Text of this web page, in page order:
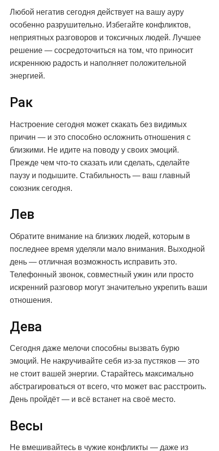
Любой негатив сегодня действует на вашу ауру
особенно разрушительно. Избегайте конфликтов,
неприятных разговоров и токсичных людей. Лучшее
решение — сосредоточиться на том, что приносит
искреннюю радость и наполняет положительной
энергией.
Рак
Настроение сегодня может скакать без видимых
причин — и это способно осложнить отношения с
близкими. Не идите на поводу у своих эмоций.
Прежде чем что-то сказать или сделать, сделайте
паузу и подышите. Стабильность — ваш главный
союзник сегодня.
Лев
Обратите внимание на близких людей, которым в
последнее время уделяли мало внимания. Выходной
день — отличная возможность исправить это.
Телефонный звонок, совместный ужин или просто
искренний разговор могут значительно укрепить ваши
отношения.
Дева
Сегодня даже мелочи способны вызвать бурю
эмоций. Не накручивайте себя из-за пустяков — это
не стоит вашей энергии. Старайтесь максимально
абстрагироваться от всего, что может вас расстроить.
День пройдёт — и всё встанет на своё место.
Весы
Не вмешивайтесь в чужие конфликты — даже из